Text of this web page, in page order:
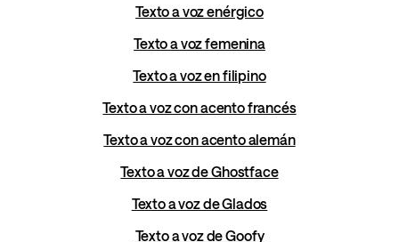
Texto a voz enérgico
Texto a voz femenina
Texto a voz en filipino
Texto a voz con acento francés
Texto a voz con acento alemán
Texto a voz de Ghostface
Texto a voz de Glados
Texto a voz de Goofy